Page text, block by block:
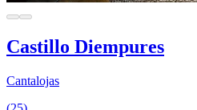
Castillo Diempures
Cantalojas